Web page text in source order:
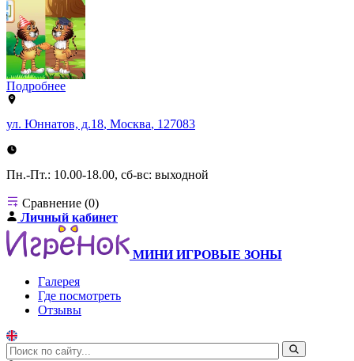
Подробнее
ул. Юннатов, д.18, Москва, 127083
Пн.-Пт.: 10.00-18.00, сб-вс: выходной
Сравнение (0)
Личный кабинет
МИНИ ИГРОВЫЕ ЗОНЫ
Галерея
Где посмотреть
Отзывы